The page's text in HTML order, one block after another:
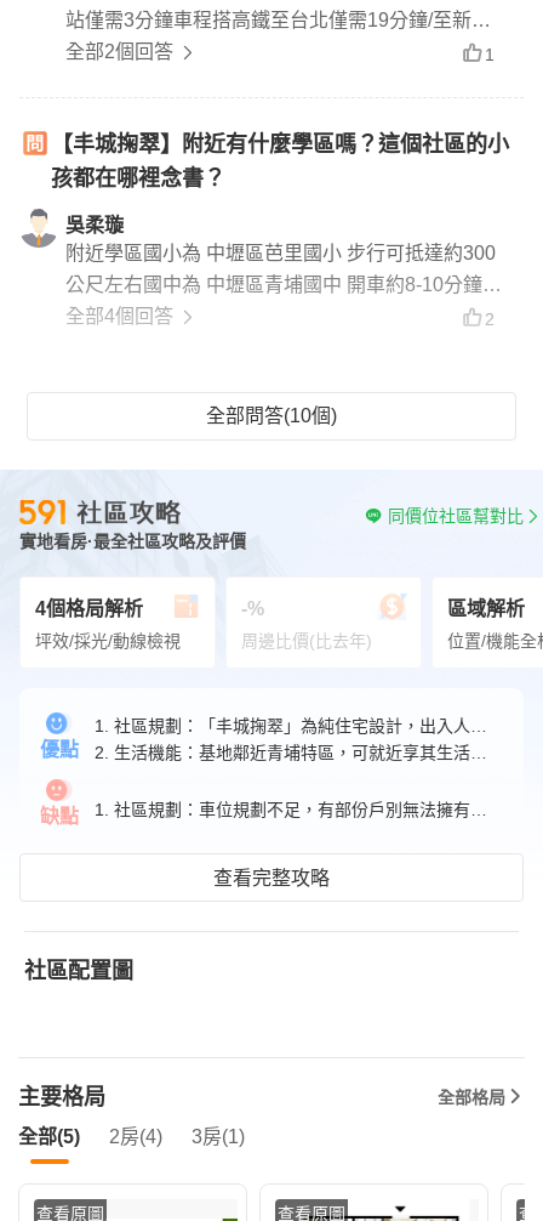
站僅需3分鐘車程搭高鐵至台北僅需19分鐘/至新竹
僅需12分鐘開車有國一及國二交流道南來北往都方
全部2個回答 1
【丰城掬翠】附近有什麼學區嗎？這個社區的小
孩都在哪裡念書？
吳柔璇
附近學區國小為 中壢區芭里國小 步行可抵達約300
公尺左右國中為 中壢區青埔國中 開車約8-10分鐘
約2.5公里左右
全部4個回答 2
全部問答(10個)
實地看房·最全社區攻略及評價
同價位社區幫對比
4個格局解析
坪效/採光/動線檢視
-%
周邊比價(比去年)
區域解析
位置/機能全
優點
缺點
查看完整攻略
社區配置圖
主要格局 全部格局
全部(5) 2房(4) 3房(1)
查看原圖 查看原圖 查